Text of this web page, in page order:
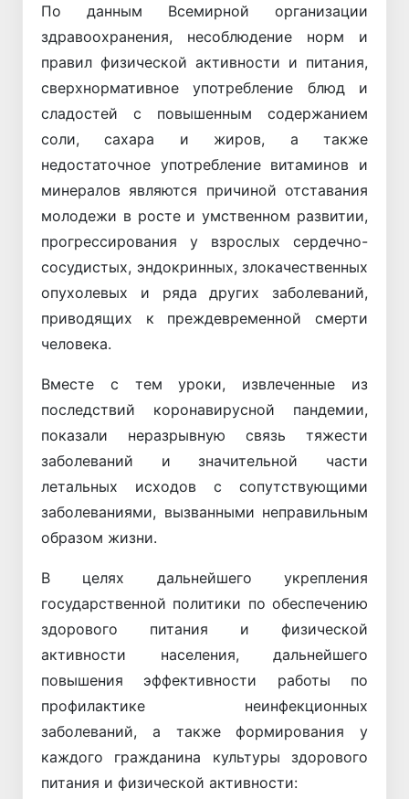
По данным Всемирной организации
здравоохранения, несоблюдение норм и
правил физической активности и питания,
сверхнормативное употребление блюд и
сладостей с повышенным содержанием
соли, сахара и жиров, а также
недостаточное употребление витаминов и
минералов являются причиной отставания
молодежи в росте и умственном развитии,
прогрессирования у взрослых сердечно-
сосудистых, эндокринных, злокачественных
опухолевых и ряда других заболеваний,
приводящих к преждевременной смерти
человека.
Вместе с тем уроки, извлеченные из
последствий коронавирусной пандемии,
показали неразрывную связь тяжести
заболеваний и значительной части
летальных исходов с сопутствующими
заболеваниями, вызванными неправильным
образом жизни.
В целях дальнейшего укрепления
государственной политики по обеспечению
здорового питания и физической
активности населения, дальнейшего
повышения эффективности работы по
профилактике неинфекционных
заболеваний, а также формирования у
каждого гражданина культуры здорового
питания и физической активности: